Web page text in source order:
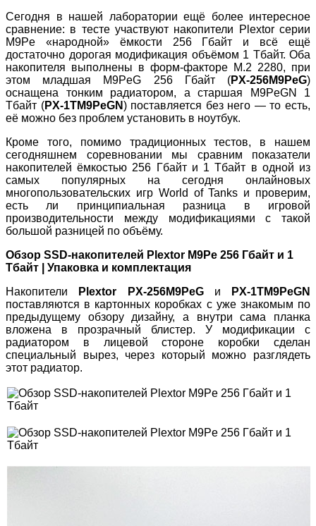
Сегодня в нашей лаборатории ещё более интересное
сравнение: в тесте участвуют накопители Plextor серии
M9Pe «народной» ёмкости 256 Гбайт и всё ещё
достаточно дорогая модификация объёмом 1 Тбайт. Оба
накопителя выполнены в форм-факторе M.2 2280, при
этом младшая M9PeG 256 Гбайт (PX-256M9PeG)
оснащена тонким радиатором, а старшая M9PeGN 1
Тбайт (PX-1TM9PeGN) поставляется без него — то есть,
её можно без проблем установить в ноутбук.
Кроме того, помимо традиционных тестов, в нашем
сегодняшнем соревновании мы сравним показатели
накопителей ёмкостью 256 Гбайт и 1 Тбайт в одной из
самых популярных на сегодня онлайновых
многопользовательских игр World of Tanks и проверим,
есть ли принципиальная разница в игровой
производительности между модификациями с такой
большой разницей по объёму.
Обзор SSD-накопителей Plextor M9Pe 256 Гбайт и 1
Тбайт | Упаковка и комплектация
Накопители
Plextor PX-256M9PeGи
PX-1TM9PeGN
поставляются в картонных коробках с уже знакомым по
предыдущему обзору дизайну, а внутри сама планка
вложена в прозрачный блистер. У модификации с
радиатором в лицевой стороне коробки сделан
специальный вырез, через который можно разглядеть
этот радиатор.